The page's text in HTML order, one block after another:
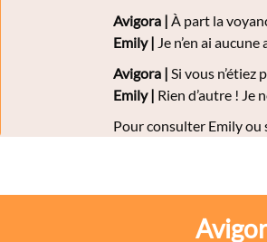
Avigora | À part la
Emily| Je n’en ai
Avigora | Si vous n’étiez
Emily| Rien d’autre ! Je
Pour consulter Emily ou